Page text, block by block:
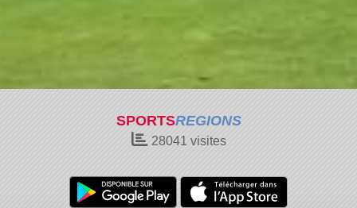
SPORTSREGIONS
28041 visites